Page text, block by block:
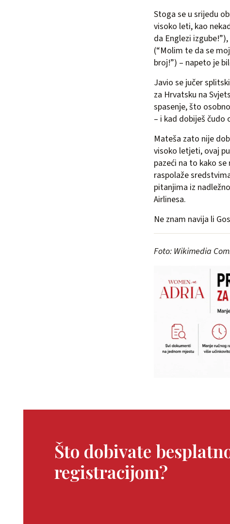
Stoga se u srijedu
visoko leti, kao
da Englezi
(“Molim te da se
broj!”) – napeto je
Javio se jučer
za Hrvatsku na
spasenje, što
– i kad dobiješ čudo
Mateša zato nije
visoko letjeti, ovaj
pazeći na to kako
raspolaže
pitanjima iz
Airlinesa.
Ne znam navija li
Foto: Wikimedia
Što dobivate
registracijom?